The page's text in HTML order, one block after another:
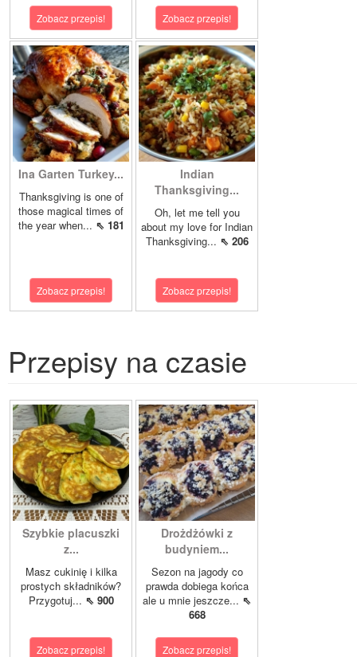
Zobacz przepis! Zobacz przepis!
Ina Garten Turkey...
Thanksgiving is one of
those magical times of
the year when... ⇖ 181
Zobacz przepis!
Indian
Thanksgiving...
Oh, let me tell you
about my love for Indian
Thanksgiving... ⇖ 206
Zobacz przepis!
Przepisy na czasie
Szybkie placuszki
z...
Masz cukinię i kilka
prostych składników?
Przygotuj... ⇖ 900
Zobacz przepis!
Drożdżówki z
budyniem...
Sezon na jagody co
prawda dobiega końca
ale u mnie jeszcze... ⇖
668
Zobacz przepis!